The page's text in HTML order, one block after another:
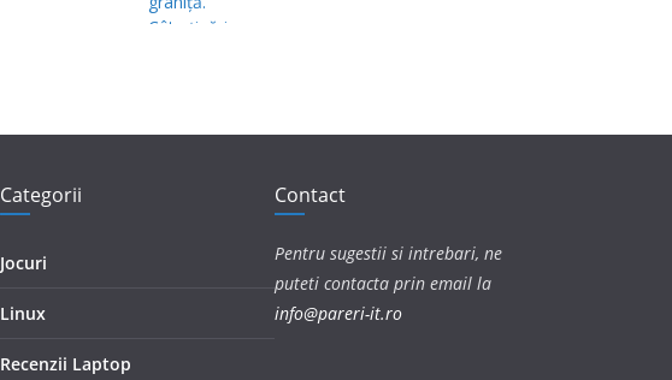
Categorii
Jocuri
Linux
Recenzii Laptop
Contact
Pentru sugestii si intrebari, ne
puteti contacta prin email la
info@pareri-it.ro